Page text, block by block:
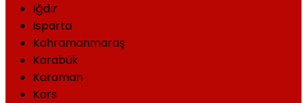
Iğdır
Isparta
Kahramanmaraş
Karabük
Karaman
Kars